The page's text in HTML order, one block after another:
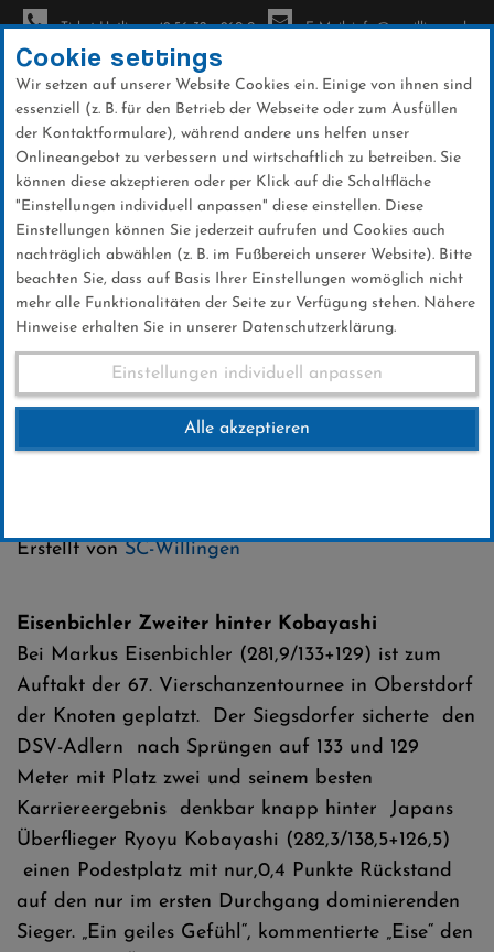
Direkt
zum
Inhalt
Ticket-Hotline: +49 56 32 - 960-0 E-Mail: info@sc-willingen.de
News
Vierschanzentournee
Oberstdorf 30.12.2018
Erstellt vonSC-Willingen
Eisenbichler Zweiter hinter Kobayashi
Bei Markus Eisenbichler (281,9/133+129) ist zum
Auftakt der 67. Vierschanzentournee in Oberstdorf
der Knoten geplatzt. Der Siegsdorfer sicherte den
DSV-Adlern nach Sprüngen auf 133 und 129
Meter mit Platz zwei und seinem besten
Karriereergebnis denkbar knapp hinter Japans
Überflieger Ryoyu Kobayashi (282,3/138,5+126,5)
einen Podestplatz mit nur,0,4 Punkte Rückstand
auf den nur im ersten Durchgang dominierenden
Sieger. „Ein geiles Gefühl“, kommentierte „Eise“ den
Cookie settings
Wir setzen auf unserer Website Cookies ein. Einige von ihnen sind
essenziell (z. B. für den Betrieb der Webseite oder zum Ausfüllen
der Kontaktformulare), während andere uns helfen unser
Onlineangebot zu verbessern und wirtschaftlich zu betreiben. Sie
können diese akzeptieren oder per Klick auf die Schaltfläche
"Einstellungen individuell anpassen" diese einstellen. Diese
Einstellungen können Sie jederzeit aufrufen und Cookies auch
nachträglich abwählen (z. B. im Fußbereich unserer Website). Bitte
beachten Sie, dass auf Basis Ihrer Einstellungen womöglich nicht
mehr alle Funktionalitäten der Seite zur Verfügung stehen. Nähere
Hinweise erhalten Sie in unserer Datenschutzerklärung.
Einstellungen individuell anpassen
Alle akzeptieren